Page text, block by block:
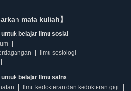
mata kuliah】
belajar Ilmu sosial
Ilmu sosiologi
belajar Ilmu sains
Ilmu kedokteran dan kedokteran gigi